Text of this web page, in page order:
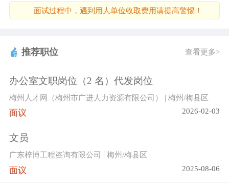
面试过程中，遇到用人单位收取费用请提高警惕！
推荐职位 查看更多>
办公室文职岗位（2 名）代发岗位
梅州人才网（梅州市广进人力资源有限公司） | 梅州/梅县区
面议 2026-02-03
文员
广东梓博工程咨询有限公司 | 梅州/梅县区
面议 2025-08-06